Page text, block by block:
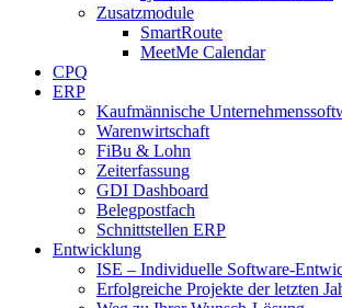
Zusatzmodule
SmartRoute
MeetMe Calendar
CPQ
ERP
Kaufmännische
Warenwirtschaft
FiBu & Lohn
Zeiterfassung
GDI Dashboard
Belegpostfach
Schnittstellen ERP
Entwicklung
ISE – Individuelle Software-
Erfolgreiche Projekte der letzten